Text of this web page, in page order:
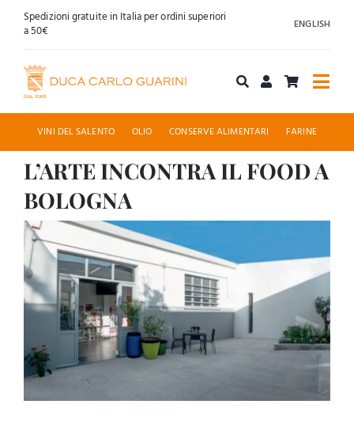
SaltaSpedizioni gratuite in Italia per ordini superiori
a 50€
ENGLISH
Acquista online
Chi siamo
Accoglienza
News
Contatti
VINI DEL SALENTO OLIO CONSERVE ALIMENTARI FARINE
L’ARTE INCONTRA IL FOOD A
BOLOGNA
Ingrandisci
immagine